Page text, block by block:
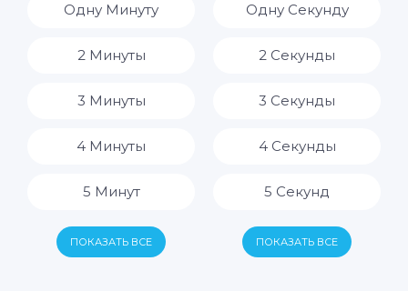
14 Часов
Одну Минуту
2 Минуты
3 Минуты
4 Минуты
5 Минут
6 Минут
ПОКАЗАТЬ ВСЕ
Одну Секунду
2 Секунды
3 Секунды
4 Секунды
5 Секунд
6 Секунд
ПОКАЗАТЬ ВСЕ